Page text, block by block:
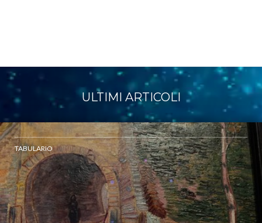
ULTIMI ARTICOLI
TABULARIO